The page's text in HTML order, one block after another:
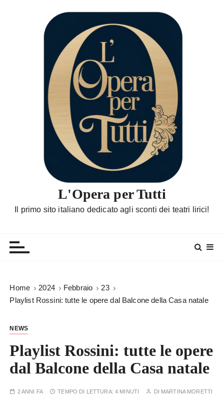
L'Opera per Tutti
Il primo sito italiano dedicato agli sconti dei teatri lirici!
Home 2024 Febbraio
23
Playlist Rossini: tutte le opere dal Balcone della Casa natale
NEWS
Playlist Rossini: tutte le opere
dal Balcone della Casa natale
2 ANNI FA TEMPO DI LETTURA:4 MINUTI DI MARTINA MORETTI